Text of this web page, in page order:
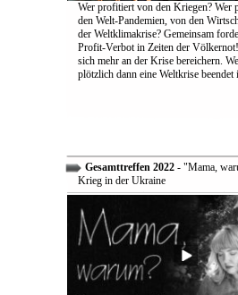
Wer profitiert von den Kriegen? Wer
den Welt-Pandemien, von den
der Weltklimakrise? Gemeinsam
Profit-Verbot in Zeiten der
sich mehr an der Krise bereichern.
plötzlich dann eine Weltkrise beendet
Gesamttreffen 2022- "Mama,
Krieg in der Ukraine